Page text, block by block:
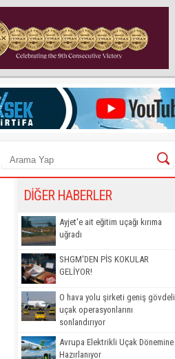
DİĞER HABERLER
Ayjet'e ait eğitim uçağı kırıma
uğradı
SHGM'DEN PİS KOKULAR
GELİYOR!
O hava yolu şirketi geniş gövdeli
uçak operasyonlarını
sonlandırıyor
Avrupa Elektrikli Uçak Dönemine
Hazırlanıyor